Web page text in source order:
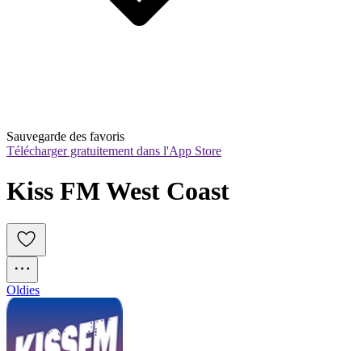
Sauvegarde des favoris
Télécharger gratuitement dans l'App Store
Kiss FM West Coast
Oldies